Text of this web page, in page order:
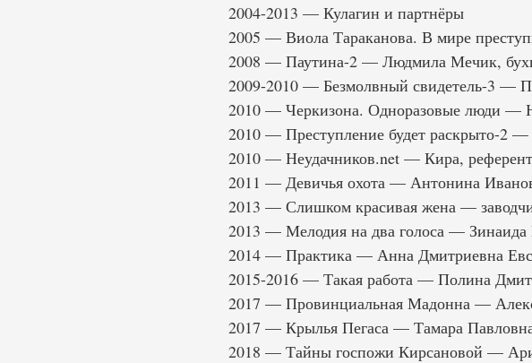
2004-2013 — Кулагин и партнёры
2005 — Виола Тараканова. В мире
2008 — Паутина-2 — Людмила Мечик,
2009-2010 — Безмолвный свидетель-3 —
2010 — Черкизона. Одноразовые люди —
2010 — Преступление будет раскрыто-2
2010 — Неудачников.net — Кира,
2011 — Девичья охота — Антонина
2013 — Слишком красивая жена —
2013 — Мелодия на два голоса — Зинаида
2014 — Практика — Анна Дмитриевна
2015-2016 — Такая работа — Полина
2017 — Провинциальная Мадонна —
2017 — Крылья Пегаса — Тамара
2018 — Тайны госпожи Кирсановой —